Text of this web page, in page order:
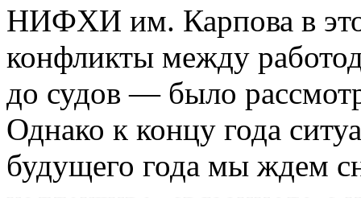
НИФХИ им. Карпова в
конфликты между
до судов — было
Однако к концу года
будущего года мы ждем